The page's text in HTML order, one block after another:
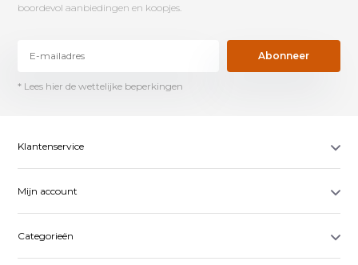
boordevol aanbiedingen en koopjes.
Abonneer
* Lees hier de wettelijke beperkingen
Klantenservice
Mijn account
Categorieën